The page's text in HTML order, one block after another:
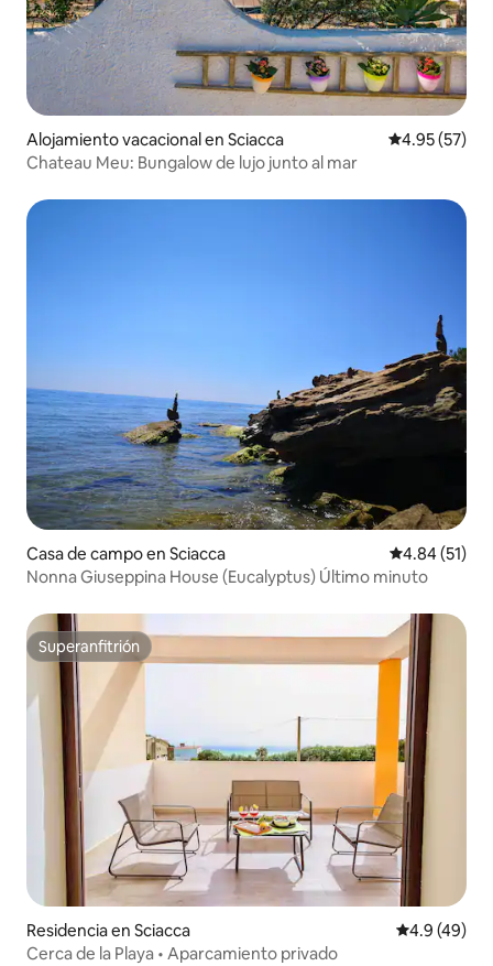
Alojamiento vacacional en Sciacca Calificación
4.95 (57)
Chateau Meu: Bungalow de lujo junto al mar
Casa de campo en Sciacca Calificación
4.84 (51)
Nonna Giuseppina House (Eucalyptus) Último minuto
Superanfitrión
Superanfitrión
Residencia en Sciacca Calificación
4.9 (49)
Cerca de la Playa • Aparcamiento privado